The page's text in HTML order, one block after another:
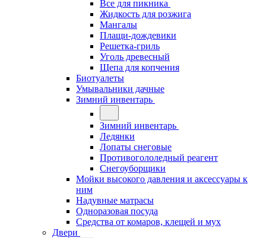
Все для пикника
Жидкость для розжига
Мангалы
Плащи-дождевики
Решетка-гриль
Уголь древесный
Щепа для копчения
Биотуалеты
Умывальники дачные
Зимний инвентарь
Зимний инвентарь
Ледянки
Лопаты снеговые
Противогололедный реагент
Снегоуборщики
Мойки высокого давления и аксессуары к
ним
Надувные матрасы
Одноразовая посуда
Средства от комаров, клещей и мух
Двери